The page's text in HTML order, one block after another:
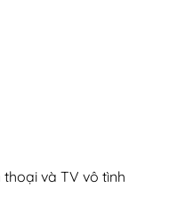
và TV vô tình